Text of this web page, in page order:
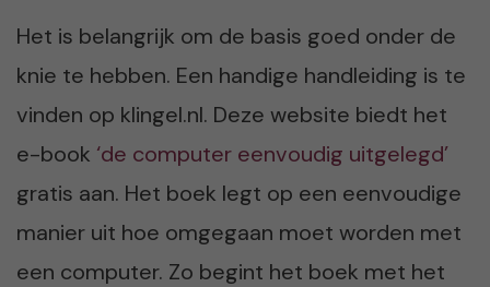
Het is belangrijk om de basis goed onder de
knie te hebben. Een handige handleiding is te
vinden op klingel.nl. Deze website biedt het
e-book ‘de computer eenvoudig uitgelegd’
gratis aan. Het boek legt op een eenvoudige
manier uit hoe omgegaan moet worden met
een computer. Zo begint het boek met het